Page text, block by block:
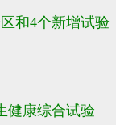
和4个新增试验
健康综合试验